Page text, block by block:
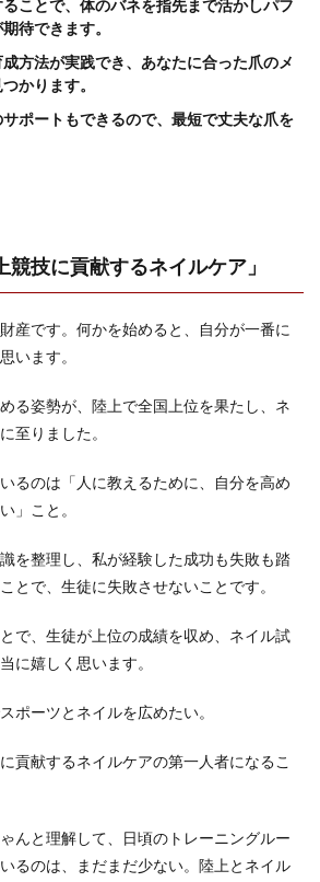
ことで、体のバネを指先まで活かしパフ
待できます。
方法が実践でき、あなたに合った爪のメ
かります。
ポートもできるので、最短で丈夫な爪を
競技に貢献するネイルケア」
産です。何かを始めると、自分が一番に
います。
る姿勢が、陸上で全国上位を果たし、ネ
至りました。
るのは「人に教えるために、自分を高め
」こと。
を整理し、私が経験した成功も失敗も踏
とで、生徒に失敗させないことです。
で、生徒が上位の成績を収め、ネイル試
に嬉しく思います。
ポーツとネイルを広めたい。
貢献するネイルケアの第一人者になるこ
んと理解して、日頃のトレーニングルー
るのは、まだまだ少ない。陸上とネイル